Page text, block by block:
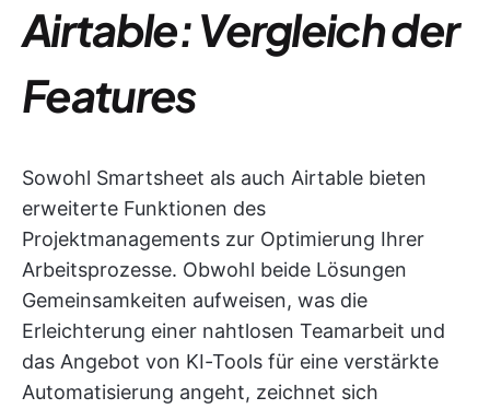
Airtable: Vergleich der
Features
Sowohl Smartsheet als auch Airtable bieten
erweiterte Funktionen des
Projektmanagements zur Optimierung Ihrer
Arbeitsprozesse. Obwohl beide Lösungen
Gemeinsamkeiten aufweisen, was die
Erleichterung einer nahtlosen Teamarbeit und
das Angebot von KI-Tools für eine verstärkte
Automatisierung angeht, zeichnet sich